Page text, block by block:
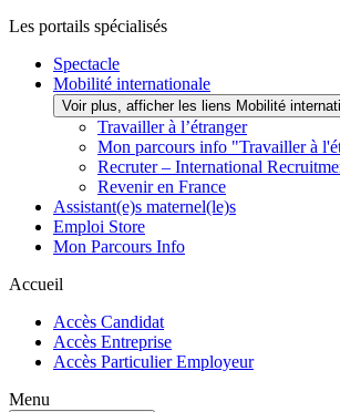
Les portails spécialisés
Spectacle
Mobilité internationale
Voir plus, afficher les liens Mobilité
Travailler à l’étranger
Mon parcours info "Travailler à
Recruter – International
Revenir en France
Assistant(e)s maternel(le)s
Emploi Store
Mon Parcours Info
Accueil
Accès Candidat
Accès Entreprise
Accès Particulier Employeur
Menu